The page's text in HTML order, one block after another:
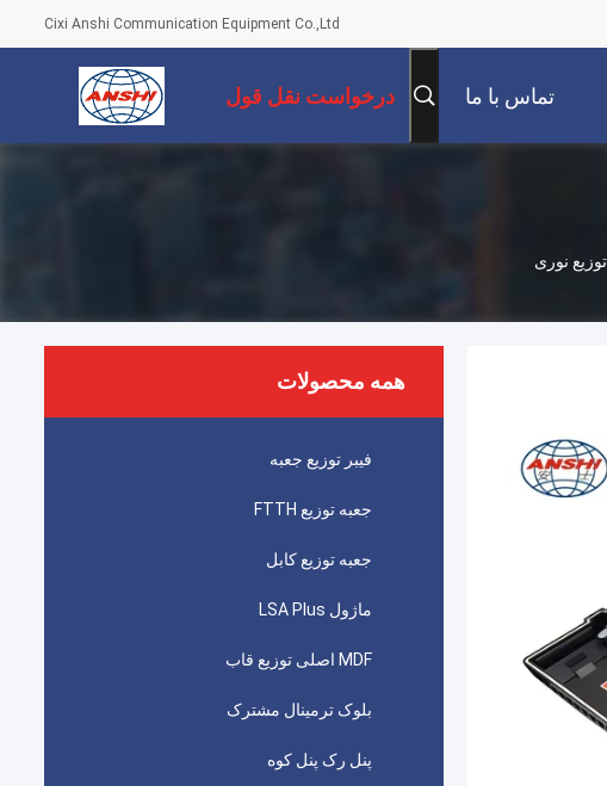
Cixi Anshi Communication Equipment Co.,Ltd
تماس با ما درخواست نقل قول
همه محصولات
فیبر توزیع جعبه
جعبه توزیع FTTH
جعبه توزیع کابل
ماژول LSA Plus
MDF اصلی توزیع قاب
بلوک ترمینال مشترک
پنل رک پنل کوه